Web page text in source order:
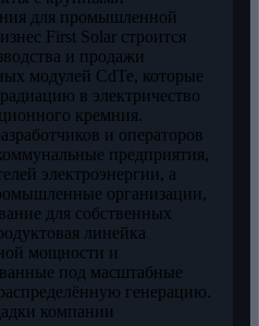
для промышленной
First Solar строится
и продажи
модулей CdTe, которые
в электричество
кремния.
и операторов
предприятия,
электроэнергии, а
организации,
для собственных
линейка
мощности и
под масштабные
генерацию.
компании